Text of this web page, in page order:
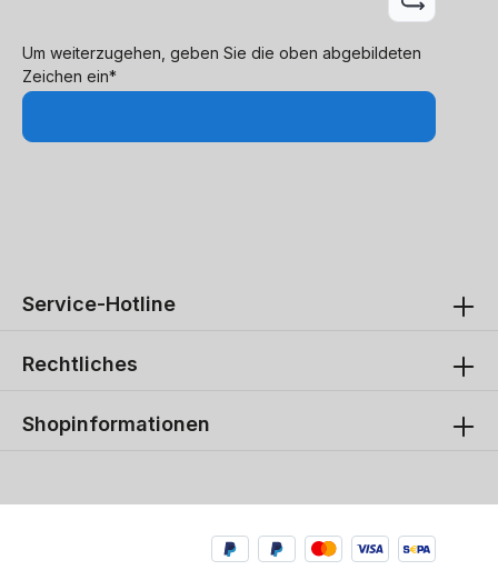
Um weiterzugehen, geben Sie die oben abgebildeten
Zeichen ein*
Service-Hotline
Rechtliches
Shopinformationen